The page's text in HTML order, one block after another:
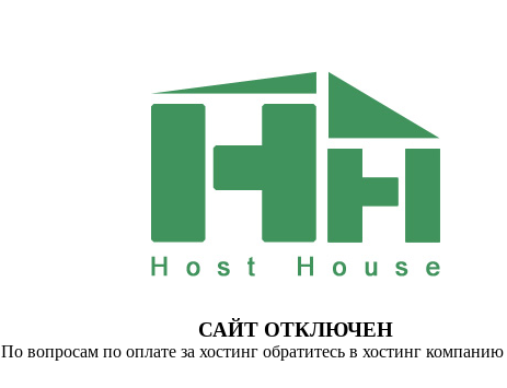
САЙТ ОТКЛЮЧЕН
По вопросам по оплате за хостинг обратитесь в хостинг компанию